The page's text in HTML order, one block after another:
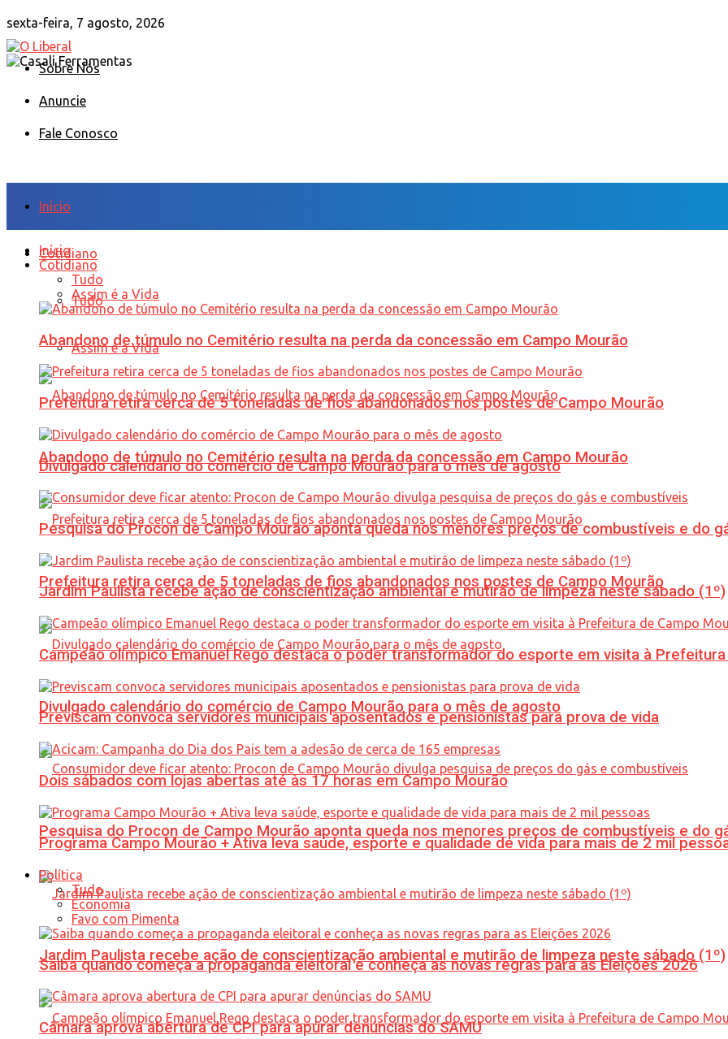
sexta-feira, 7 agosto, 2026
Sobre Nós
Anuncie
Fale Conosco
Início
Cotidiano
Tudo
Assim é a Vida
Abandono de túmulo no Cemitério resulta na perda da concessão em Campo Mourão
Prefeitura retira cerca de 5 toneladas de fios abandonados nos postes de Campo Mourão
Divulgado calendário do comércio de Campo Mourão para o mês de agosto
Pesquisa do Procon de Campo Mourão aponta queda nos menores preços de combustíveis e do
Jardim Paulista recebe ação de conscientização ambiental e mutirão de limpeza neste sábado (1º)
Início
Cotidiano
Tudo
Assim é a Vida
Abandono de túmulo no Cemitério resulta na perda da concessão em Campo Mourão
Prefeitura retira cerca de 5 toneladas de fios abandonados nos postes de Campo Mourão
Divulgado calendário do comércio de Campo Mourão para o mês de agosto
Pesquisa do Procon de Campo Mourão aponta queda nos menores preços de combustíveis e do
Jardim Paulista recebe ação de conscientização ambiental e mutirão de limpeza neste sábado (1º)
Campeão olímpico Emanuel Rego destaca o poder transformador do esporte em visita à
Previscam convoca servidores municipais aposentados e pensionistas para prova de vida
Dois sábados com lojas abertas até às 17 horas em Campo Mourão
Programa Campo Mourão + Ativa leva saúde, esporte e qualidade de vida para mais de 2 mil
Política
Tudo
Economia
Favo com Pimenta
Saiba quando começa a propaganda eleitoral e conheça as novas regras para as Eleições 2026
Câmara aprova abertura de CPI para apurar denúncias do SAMU